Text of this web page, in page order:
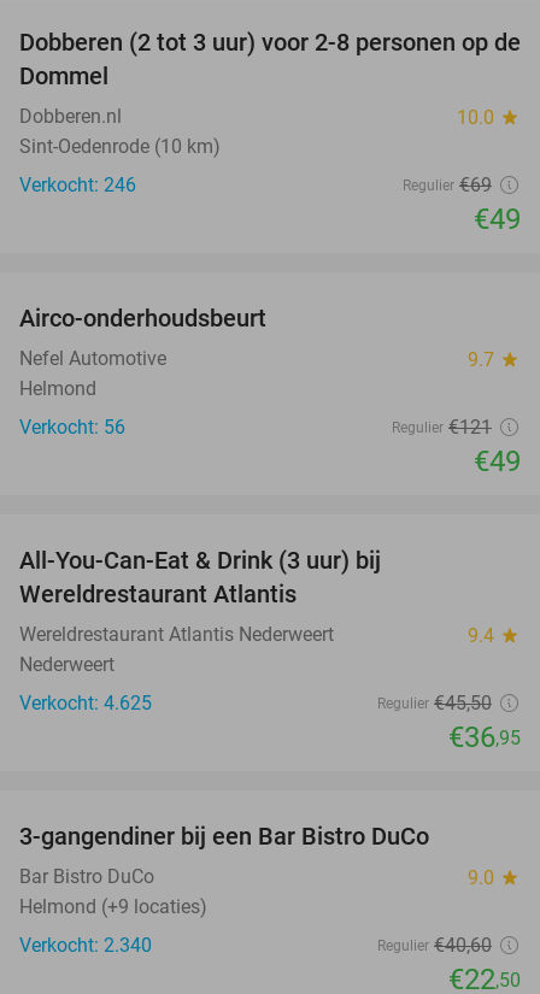
29%
Dobberen (2 tot 3 uur) voor 2-8 personen op de
Dommel
Dobberen.nl 10.0 star
Sint-Oedenrode (10 km)
Verkocht: 246
Regulier €69
€49
Airco-onderhoudsbeurt
Nefel Automotive 9.7 star
Helmond
Verkocht: 56
Regulier €121
€49
All-You-Can-Eat & Drink (3 uur) bij
Wereldrestaurant Atlantis
Wereldrestaurant Atlantis Nederweert 9.4 star
Nederweert
Verkocht: 4.625
Regulier €45,50
€36,95
3-gangendiner bij een Bar Bistro DuCo
Bar Bistro DuCo 9.0 star
Helmond (+9 locaties)
Verkocht: 2.340
Regulier €40,60
€22,50